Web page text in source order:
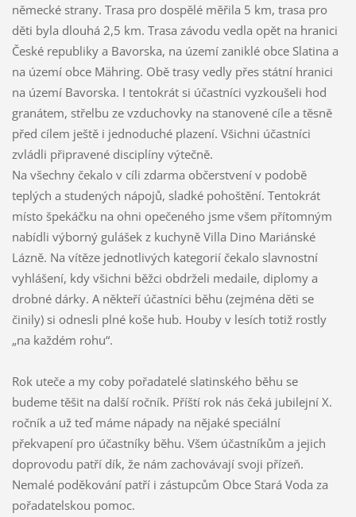
německé strany. Trasa pro dospělé měřila 5 km, trasa pro
děti byla dlouhá 2,5 km. Trasa závodu vedla opět na hranici
České republiky a Bavorska, na území zaniklé obce Slatina a
na území obce Mähring. Obě trasy vedly přes státní hranici
na území Bavorska. I tentokrát si účastníci vyzkoušeli hod
granátem, střelbu ze vzduchovky na stanovené cíle a těsně
před cílem ještě i jednoduché plazení. Všichni účastníci
zvládli připravené disciplíny výtečně.
Na všechny čekalo v cíli zdarma občerstvení v podobě
teplých a studených nápojů, sladké pohoštění. Tentokrát
místo špekáčku na ohni opečeného jsme všem přítomným
nabídli výborný gulášek z kuchyně Villa Dino Mariánské
Lázně. Na vítěze jednotlivých kategorií čekalo slavnostní
vyhlášení, kdy všichni běžci obdrželi medaile, diplomy a
drobné dárky. A někteří účastníci běhu (zejména děti se
činily) si odnesli plné koše hub. Houby v lesích totiž rostly
„na každém rohu“.
Rok uteče a my coby pořadatelé slatinského běhu se
budeme těšit na další ročník. Příští rok nás čeká jubilejní X.
ročník a už teď máme nápady na nějaké speciální
překvapení pro účastníky běhu. Všem účastníkům a jejich
doprovodu patří dík, že nám zachovávají svoji přízeň.
Nemalé poděkování patří i zástupcům Obce Stará Voda za
pořadatelskou pomoc.